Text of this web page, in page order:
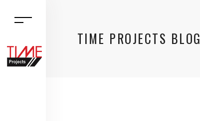
TIME PROJECTS BLOG